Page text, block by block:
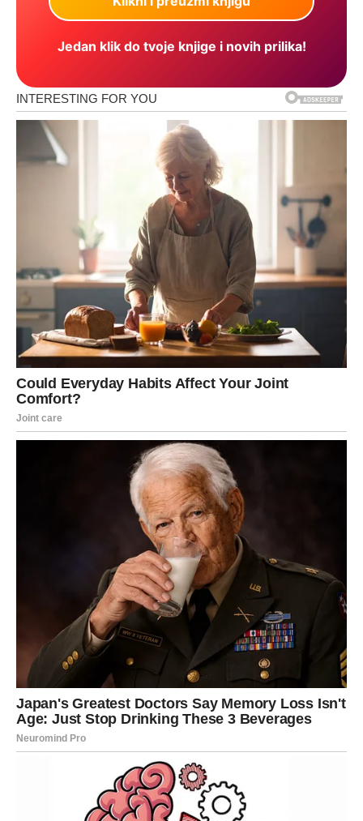
Jedan klik do tvoje knjige i novih prilika!